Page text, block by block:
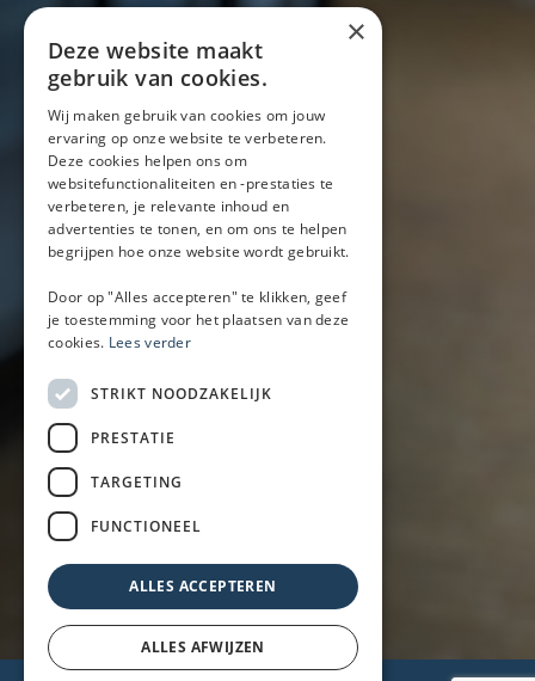
Over ons
Blog
Locaties
Mobiele bar
Mobiele bar huren
Bier/wijn/fris bar
Champagnebar
Wijnbar
Aperol spritz bar
Arrangementen
Lunch
Borrel met hapjes
BBQ
Buffet
Walking dinner
×
Deze website maakt
gebruik van cookies.
Wij maken gebruik van cookies om jouw
ervaring op onze website te verbeteren.
Deze cookies helpen ons om
websitefunctionaliteiten en -prestaties te
verbeteren, je relevante inhoud en
advertenties te tonen, en om ons te helpen
begrijpen hoe onze website wordt gebruikt.
Door op "Alles accepteren" te klikken, geef
je toestemming voor het plaatsen van deze
cookies. Lees verder
STRIKT NOODZAKELIJK
PRESTATIE
TARGETING
FUNCTIONEEL
ALLES ACCEPTEREN
ALLES AFWIJZEN